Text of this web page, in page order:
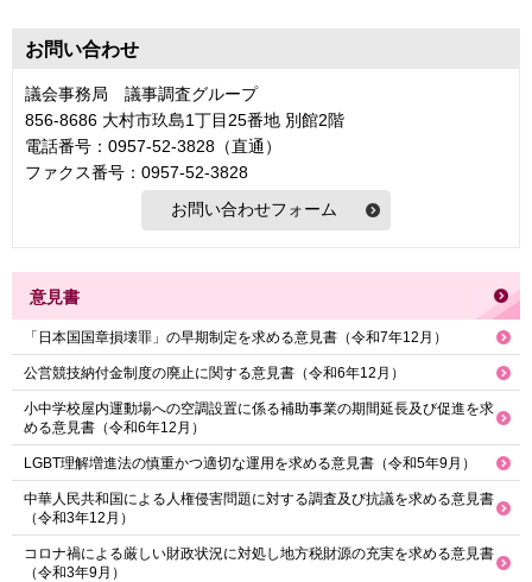
お問い合わせ
議会事務局 議事調査グループ
856-8686 大村市玖島1丁目25番地 別館2階
電話番号：0957-52-3828（直通）
ファクス番号：0957-52-3828
意見書
「日本国国章損壊罪」の早期制定を求める意見書（令和7年12月）
公営競技納付金制度の廃止に関する意見書（令和6年12月）
小中学校屋内運動場への空調設置に係る補助事業の期間延長及び促進を求
める意見書（令和6年12月）
LGBT理解増進法の慎重かつ適切な運用を求める意見書（令和5年9月）
中華人民共和国による人権侵害問題に対する調査及び抗議を求める意見書
（令和3年12月）
コロナ禍による厳しい財政状況に対処し地方税財源の充実を求める意見書
（令和3年9月）